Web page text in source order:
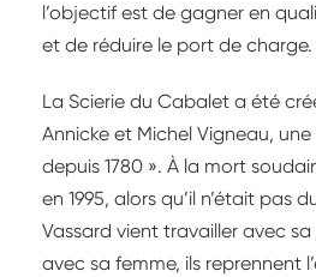
l’objectif est de gagner en
et de réduire le port de charge.
La Scierie du Cabalet a été
Annicke et Michel Vigneau,
depuis 1780 ». À la mort
en 1995, alors qu’il n’était pas
Vassard vient travailler avec sa
avec sa femme, ils reprennent